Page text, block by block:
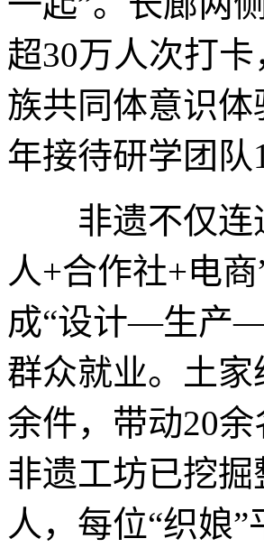
超30万人次打
族共同体意识体
年接待研学团队
非遗不仅连通
人+合作社+电
成“设计—生产—
群众就业。土家
余件，带动20
非遗工坊已挖
人，每位“织娘